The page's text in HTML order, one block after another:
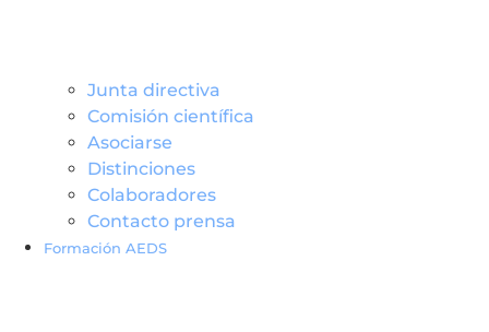
Junta directiva
Comisión científica
Asociarse
Distinciones
Colaboradores
Contacto prensa
Formación AEDS